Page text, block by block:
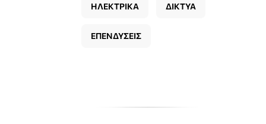
ΗΛΕΚΤΡΙΚΑ ΔΙΚΤΥΑ
ΕΠΕΝΔΥΣΕΙΣ